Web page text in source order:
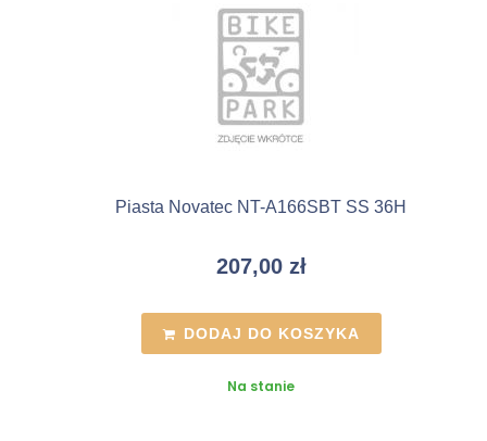
Piasta Novatec NT-A166SBT SS 36H
207,00 zł
DODAJ DO KOSZYKA
Na stanie